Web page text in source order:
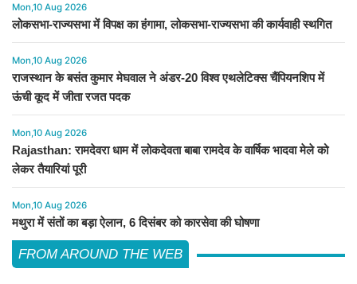
Mon,10 Aug 2026
लोकसभा-राज्यसभा में विपक्ष का हंगामा, लोकसभा-राज्यसभा की कार्यवाही स्थगित
Mon,10 Aug 2026
राजस्थान के बसंत कुमार मेघवाल ने अंडर-20 विश्व एथलेटिक्स चैंपियनशिप में
ऊंची कूद में जीता रजत पदक
Mon,10 Aug 2026
Rajasthan: रामदेवरा धाम में लोकदेवता बाबा रामदेव के वार्षिक भादवा मेले को
लेकर तैयारियां पूरी
Mon,10 Aug 2026
मथुरा में संतों का बड़ा ऐलान, 6 दिसंबर को कारसेवा की घोषणा
FROM AROUND THE WEB